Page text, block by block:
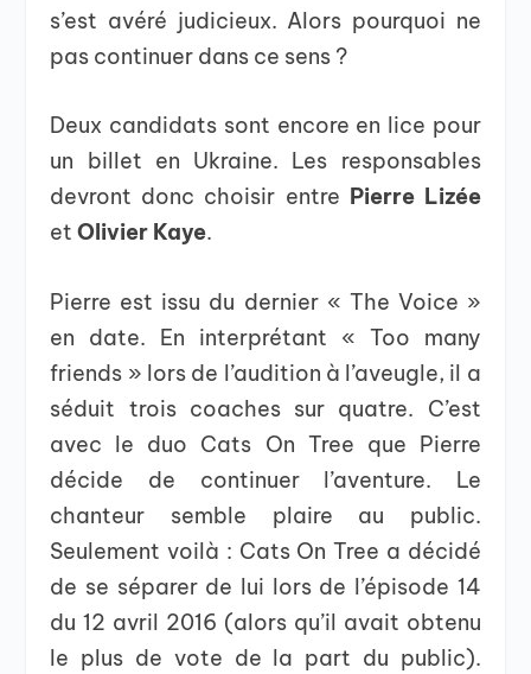
s’est avéré judicieux. Alors pourquoi ne
pas continuer dans ce sens ?
Deux candidats sont encore en lice pour
un billet en Ukraine. Les responsables
devront donc choisir entre Pierre Lizée
etOlivier Kaye.
Pierre est issu du dernier « The Voice »
en date. En interprétant « Too many
friends » lors de l’audition à l’aveugle, il a
séduit trois coaches sur quatre. C’est
avec le duo Cats On Tree que Pierre
décide de continuer l’aventure. Le
chanteur semble plaire au public.
Seulement voilà : Cats On Tree a décidé
de se séparer de lui lors de l’épisode 14
du 12 avril 2016 (alors qu’il avait obtenu
le plus de vote de la part du public).